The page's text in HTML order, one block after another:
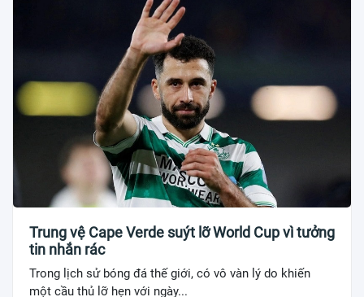
Trung vệ Cape Verde suýt lỡ World Cup vì tưởng
tin nhắn rác
Trong lịch sử bóng đá thế giới, có vô vàn lý do khiến
một cầu thủ lỡ hẹn với ngày...